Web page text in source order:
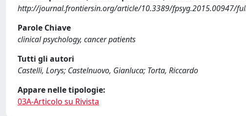
http://journal.frontiersin.org/article/10.3389/fpsyg.2015.00947/
Parole Chiave
clinical psychology, cancer patients
Tutti gli autori
Castelli, Lorys; Castelnuovo, Gianluca; Torta, Riccardo
Appare nelle tipologie:
03A-Articolo su Rivista